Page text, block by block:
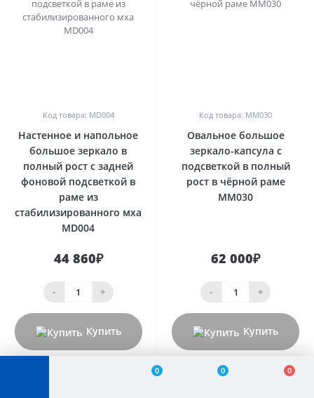
0 0 0
Код товара: MD004
Настенное и напольное
большое зеркало в
полный рост с задней
фоновой подсветкой в
раме из
стабилизированного мха
MD004
44 860₽
- +
Купить
Код товара: MM030
Овальное большое
зеркало-капсула с
подсветкой в полный
рост в чёрной раме
MM030
62 000₽
- +
Купить